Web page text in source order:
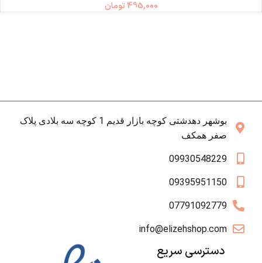
495,000 تومان
بوشهر دهدشتی کوچه بازار قدیم 1 کوچه سه بلادی پلاک
صفر همکف
09930548229
09395951150
07791092779
info@elizehshop.com
دسترسی سریع